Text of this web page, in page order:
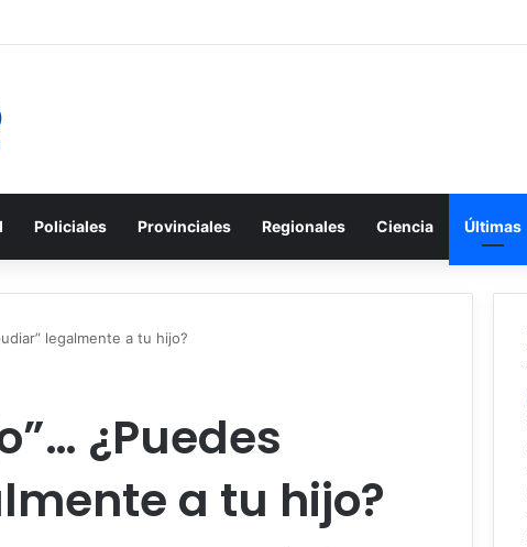
Policiales Provinciales Regionales Ciencia Últimas
legalmente a tu hijo?
¿Puedes
a tu hijo?